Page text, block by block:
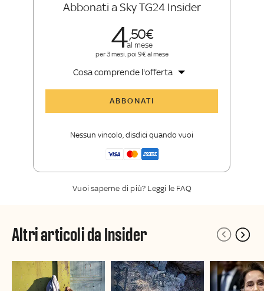
Abbonati a Sky TG24 Insider
450
al mese
per 3 mesi, poi 9€ al mese
Cosa comprende l'offerta
ABBONATI
Nessun vincolo, disdici quando vuoi
Vuoi saperne di più? Leggi le FAQ
Altri articoli da Insider